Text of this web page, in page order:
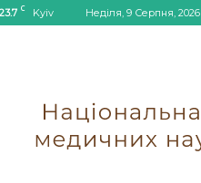
23.7 C Kyiv Неділя, 9 Серпня, 2026